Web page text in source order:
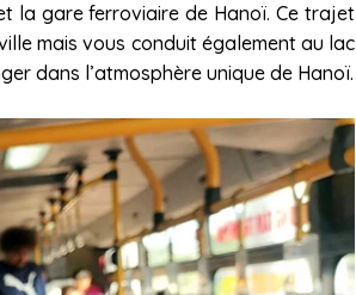
la gare ferroviaire de Hanoï. Ce trajet
mais vous conduit également au lac
dans l’atmosphère unique de Hanoï.